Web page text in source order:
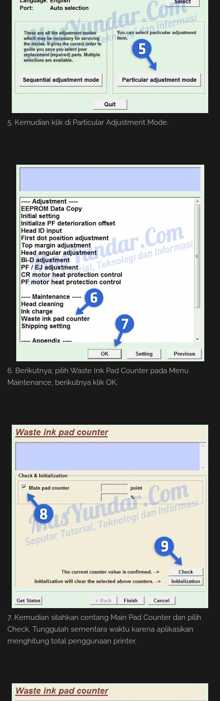
5. Kemudian klik di Particular Adjustment Mode.
6. Berikutnya, pilih Waste Ink Pad Counter pada Menu
Maintenance, berikutnya klik OK.
7. Kemudian silahkan centang Main Pad Counter dan pilih
Check. Tunggulah sementara waktu karena aplikasikan
menghitung total penggunaan printer.